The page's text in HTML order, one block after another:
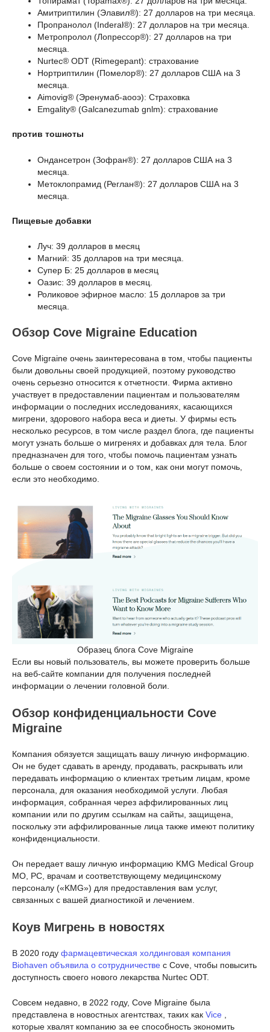
Амитриптилин (Элавил®): 27 долларов на три месяца.
Пропранолол (Inderal®): 27 долларов на три месяца.
Метропролол (Лопрессор®): 27 долларов на три
месяца.
Nurtec® ODT (Rimegepant): страхование
Нортриптилин (Помелор®): 27 долларов США на 3
месяца.
Aimovig® (Эренумаб-аооэ): Страховка
Emgality® (Galcanezumab gnlm): страхование
против тошноты
Ондансетрон (Зофран®): 27 долларов США на 3
месяца.
Метоклопрамид (Реглан®): 27 долларов США на 3
месяца.
Пищевые добавки
Луч: 39 долларов в месяц
Магний: 35 долларов на три месяца.
Супер Б: 25 долларов в месяц
Оазис: 39 долларов в месяц.
Роликовое эфирное масло: 15 долларов за три
месяца.
Обзор Cove Migraine Education
Cove Migraine очень заинтересована в том, чтобы пациенты
были довольны своей продукцией, поэтому руководство
очень серьезно относится к отчетности. Фирма активно
участвует в предоставлении пациентам и пользователям
информации о последних исследованиях, касающихся
мигрени, здорового набора веса и диеты. У фирмы есть
несколько ресурсов, в том числе раздел блога, где пациенты
могут узнать больше о мигренях и добавках для тела. Блог
предназначен для того, чтобы помочь пациентам узнать
больше о своем состоянии и о том, как они могут помочь,
если это необходимо.
Образец блога Cove Migraine
Если вы новый пользователь, вы можете проверить больше
на веб-сайте компании для получения последней
информации о лечении головной боли.
Обзор конфиденциальности Cove
Migraine
Компания обязуется защищать вашу личную информацию.
Он не будет сдавать в аренду, продавать, раскрывать или
передавать информацию о клиентах третьим лицам, кроме
персонала, для оказания необходимой услуги. Любая
информация, собранная через аффилированных лиц
компании или по другим ссылкам на сайты, защищена,
поскольку эти аффилированные лица также имеют политику
конфиденциальности.
Он передает вашу личную информацию KMG Medical Group
MO, PC, врачам и соответствующему медицинскому
персоналу («KMG») для предоставления вам услуг,
связанных с вашей диагностикой и лечением.
Коув Мигрень в новостях
В 2020 году фармацевтическая холдинговая компания
Biohaven объявила о сотрудничестве с Cove, чтобы повысить
доступность своего нового лекарства Nurtec ODT.
Совсем недавно, в 2022 году, Cove Migraine была
представлена в новостных агентствах, таких как Vice
которые хвалят компанию за ее способность экономить